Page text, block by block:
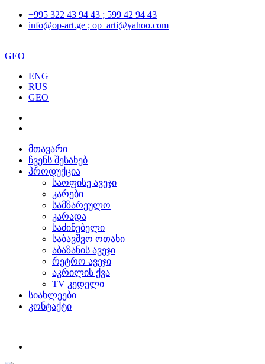
+995 322 43 94 43 ; 599 42 94 43
info@op-art.ge ; op_arti@yahoo.com
GEO
ENG
RUS
GEO
მთავარი
ჩვენს შესახებ
პროდუქცია
საოფისე ავეჯი
კარები
სამზარეულო
კარადა
საძინებელი
საბავშვო ოთახი
აბაზანის ავეჯი
რეტრო ავეჯი
აკრილის ქვა
TV კედელი
სიახლეები
კონტაქტი